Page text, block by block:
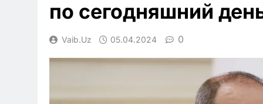
по сегодняшний
Vaib.uz 05.04.2024 0